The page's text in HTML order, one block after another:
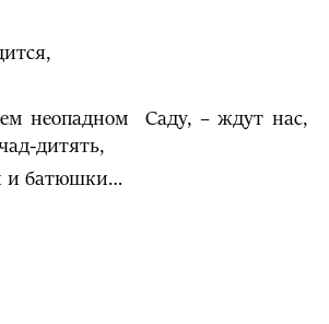
неопадном Саду, – ждут нас,
дитять,
и батюшки…